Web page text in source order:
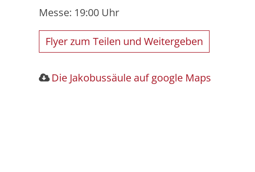
Messe: 19:00 Uhr
Flyer zum Teilen und Weitergeben
Die Jakobussäule auf google Maps